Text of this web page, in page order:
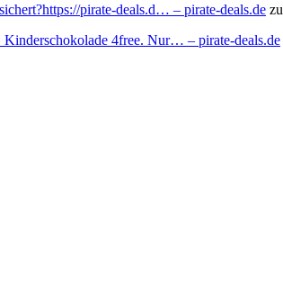
pirate-deals.d… – pirate-deals.de zu
Kinderschokolade 4free. Nur… – pirate-deals.de